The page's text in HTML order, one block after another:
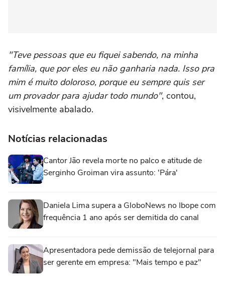
"Teve pessoas que eu fiquei sabendo, na minha
família, que por eles eu não ganharia nada. Isso pra
mim é muito doloroso, porque eu sempre quis ser
um provador para ajudar todo mundo", contou,
visivelmente abalado.
Notícias relacionadas
Cantor Jão revela morte no palco e atitude de
Serginho Groiman vira assunto: 'Pára'
Daniela Lima supera a GloboNews no Ibope com
frequência 1 ano após ser demitida do canal
Apresentadora pede demissão de telejornal para
ser gerente em empresa: "Mais tempo e paz"